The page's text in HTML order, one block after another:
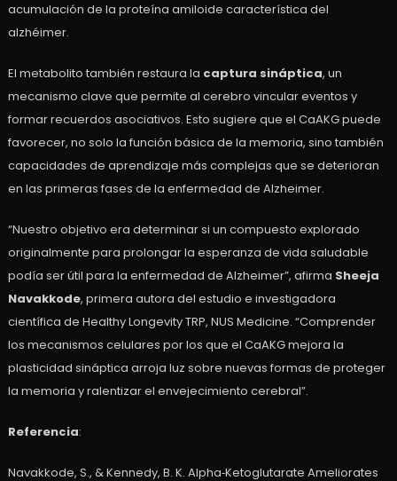
acumulación de la proteína amiloide característica del
alzhéimer.
El metabolito también restaura la captura sináptica, un
mecanismo clave que permite al cerebro vincular eventos y
formar recuerdos asociativos. Esto sugiere que el CaAKG puede
favorecer, no solo la función básica de la memoria, sino también
capacidades de aprendizaje más complejas que se deterioran
en las primeras fases de la enfermedad de Alzheimer.
“Nuestro objetivo era determinar si un compuesto explorado
originalmente para prolongar la esperanza de vida saludable
podía ser útil para la enfermedad de Alzheimer”, afirma Sheeja
Navakkode, primera autora del estudio e investigadora
científica de Healthy Longevity TRP, NUS Medicine. “Comprender
los mecanismos celulares por los que el CaAKG mejora la
plasticidad sináptica arroja luz sobre nuevas formas de proteger
la memoria y ralentizar el envejecimiento cerebral”.
Referencia:
Navakkode, S., & Kennedy, B. K. Alpha‐Ketoglutarate Ameliorates